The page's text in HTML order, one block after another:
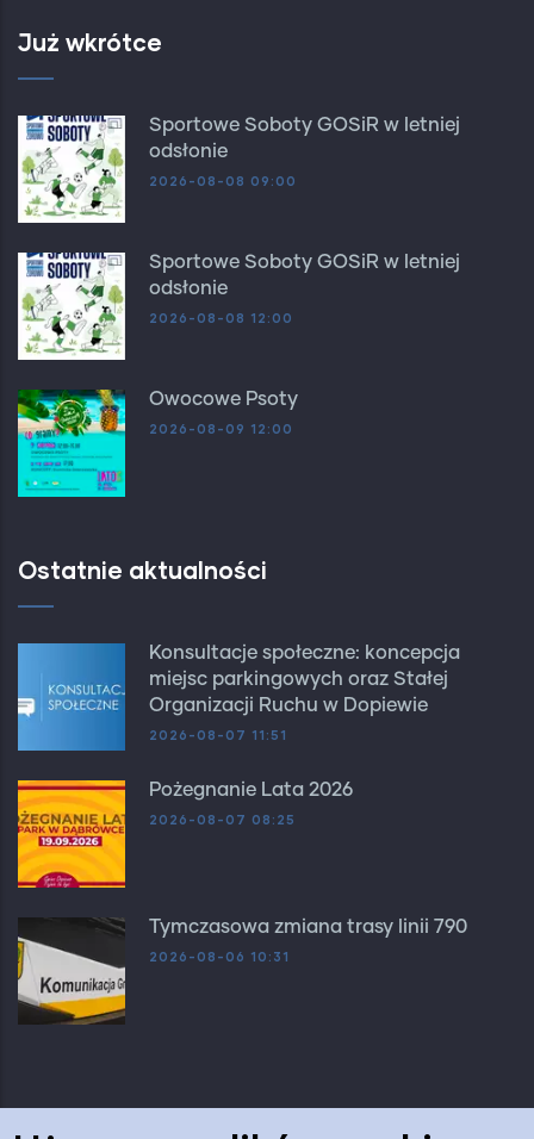
Już wkrótce
Sportowe Soboty GOSiR w letniej
odsłonie
2026-08-08 09:00
Sportowe Soboty GOSiR w letniej
odsłonie
2026-08-08 12:00
Owocowe Psoty
2026-08-09 12:00
Ostatnie aktualności
Konsultacje społeczne: koncepcja
miejsc parkingowych oraz Stałej
Organizacji Ruchu w Dopiewie
2026-08-07 11:51
Pożegnanie Lata 2026
2026-08-07 08:25
Tymczasowa zmiana trasy linii 790
2026-08-06 10:31